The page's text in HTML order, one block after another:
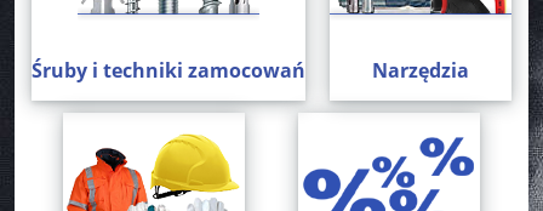
Śruby i techniki zamocowań Narzędzia